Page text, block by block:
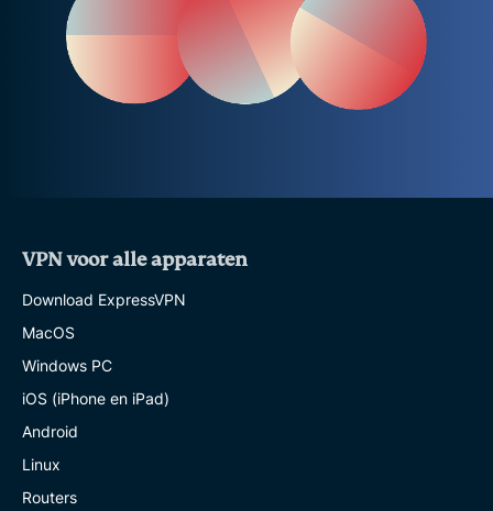
VPN voor alle apparaten
Download ExpressVPN
MacOS
Windows PC
iOS (iPhone en iPad)
Android
Linux
Routers